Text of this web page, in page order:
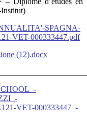
Institut)
SPAGNA-
VET-000333447.pdf
(12).docx
VET-000333447_-